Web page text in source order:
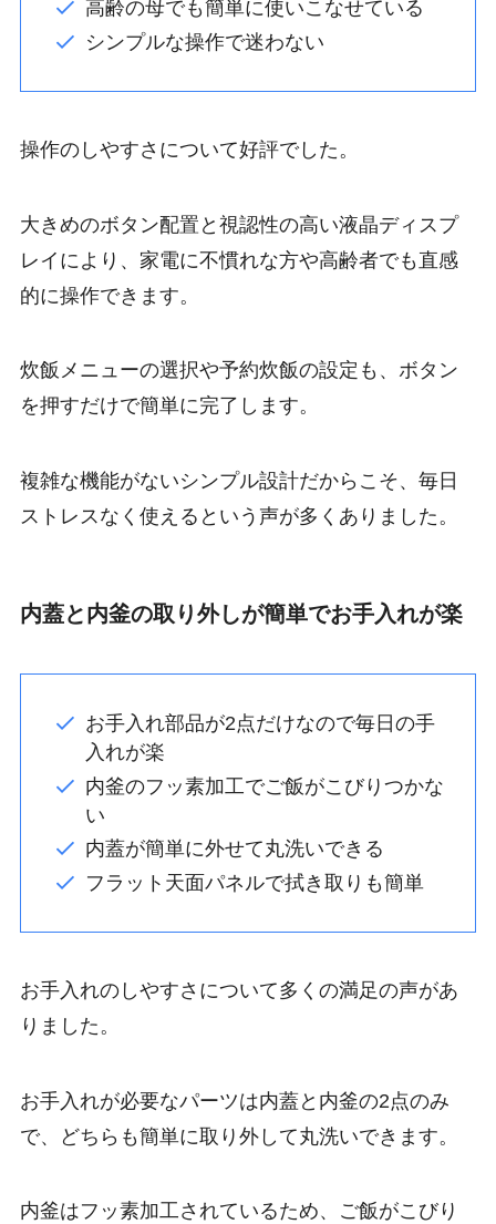
高齢の母でも簡単に使いこなせている
シンプルな操作で迷わない
操作のしやすさについて好評でした。
大きめのボタン配置と視認性の高い液晶ディスプ
レイにより、家電に不慣れな方や高齢者でも直感
的に操作できます。
炊飯メニューの選択や予約炊飯の設定も、ボタン
を押すだけで簡単に完了します。
複雑な機能がないシンプル設計だからこそ、毎日
ストレスなく使えるという声が多くありました。
内蓋と内釜の取り外しが簡単でお手入れが楽
お手入れ部品が2点だけなので毎日の手
入れが楽
内釜のフッ素加工でご飯がこびりつかな
い
内蓋が簡単に外せて丸洗いできる
フラット天面パネルで拭き取りも簡単
お手入れのしやすさについて多くの満足の声があ
りました。
お手入れが必要なパーツは内蓋と内釜の2点のみ
で、どちらも簡単に取り外して丸洗いできます。
内釜はフッ素加工されているため、ご飯がこびり